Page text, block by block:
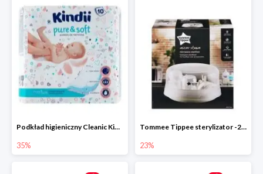
Podkład higieniczny Cleanic Kindii Pure & Soft -35%
35%
Tommee Tippee sterylizator -23%
23%